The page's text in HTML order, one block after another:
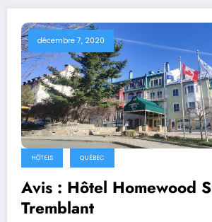
décembre 7, 2020
HÔTELS QUÉBEC
Avis : Hôtel Homewood
Tremblant